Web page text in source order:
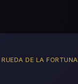
DE LA FORTUNA